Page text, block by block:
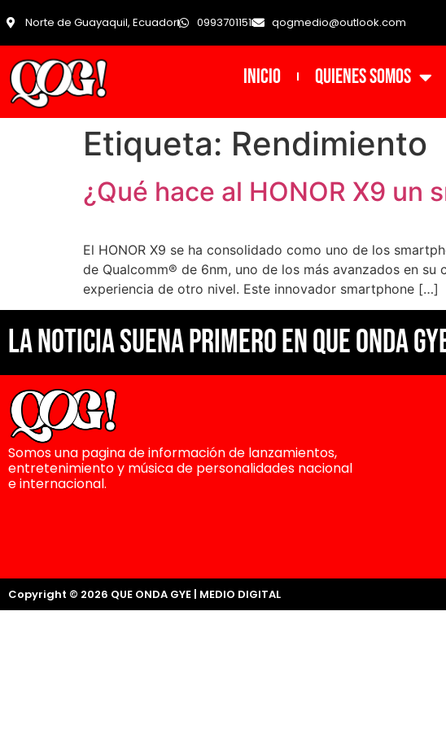
Norte de Guayaquil, Ecuador 0993701151 qogmedio@outlook.com
INICIO Quienes Somos
Etiqueta: Rendimiento
¿Qué hace al HONOR X9
El HONOR X9 se ha consolidado como uno de los
de Qualcomm® de 6nm, uno de los más avanzados en
experiencia de otro nivel. Este innovador smartphone […]
La noticia suena primero en Que Onda
Somos una pagina de información de lanzamientos,
entretenimiento y música de personalidades nacional
e internacional.
Copyright © 2026 QUE ONDA GYE | MEDIO DIGITAL